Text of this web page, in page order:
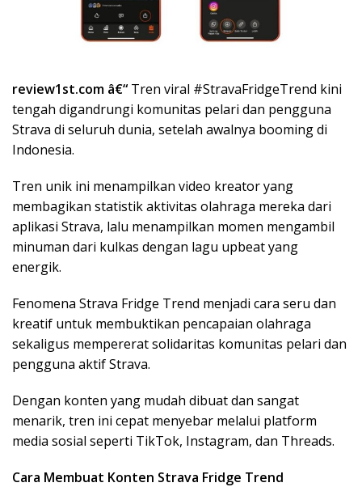
review1st.com â€“ Tren viral #StravaFridgeTrend kini
tengah digandrungi komunitas pelari dan pengguna
Strava di seluruh dunia, setelah awalnya booming di
Indonesia.
Tren unik ini menampilkan video kreator yang
membagikan statistik aktivitas olahraga mereka dari
aplikasi Strava, lalu menampilkan momen mengambil
minuman dari kulkas dengan lagu upbeat yang
energik.
Fenomena Strava Fridge Trend menjadi cara seru dan
kreatif untuk membuktikan pencapaian olahraga
sekaligus mempererat solidaritas komunitas pelari dan
pengguna aktif Strava.
Dengan konten yang mudah dibuat dan sangat
menarik, tren ini cepat menyebar melalui platform
media sosial seperti TikTok, Instagram, dan Threads.
Cara Membuat Konten Strava Fridge Trend